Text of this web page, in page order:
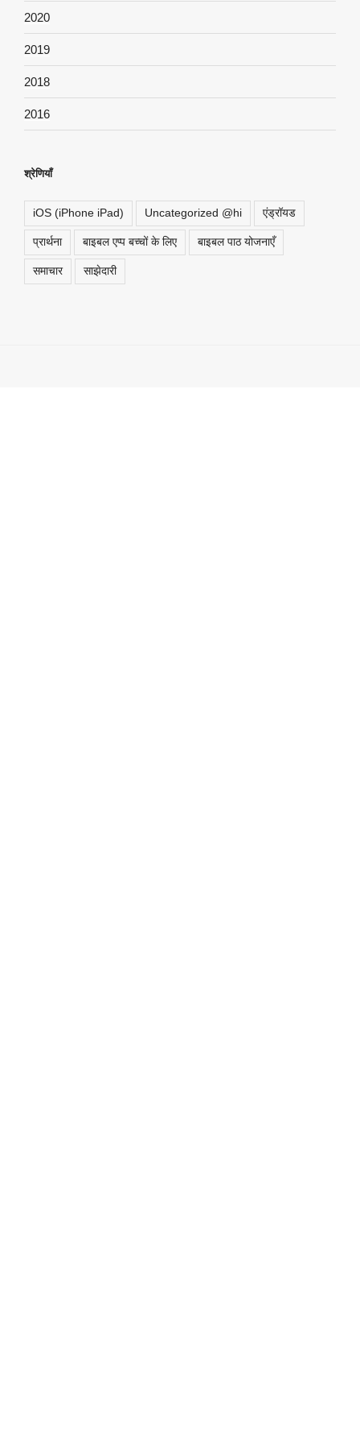
2020
2019
2018
2016
श्रेणियाँ
iOS (iPhone iPad) Uncategorized @hi एंड्रॉयड
प्रार्थना बाइबल एप्प बच्चों के लिए बाइबल पाठ योजनाएँ
समाचार साझेदारी